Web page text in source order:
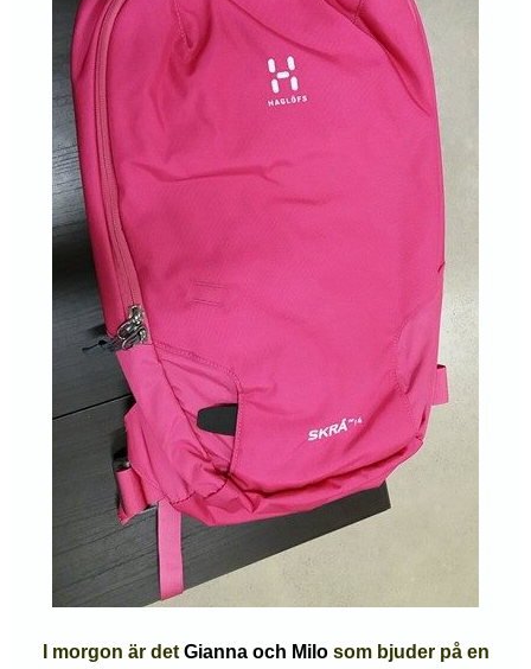
I morgon är det Gianna och Milosom bjuder på en